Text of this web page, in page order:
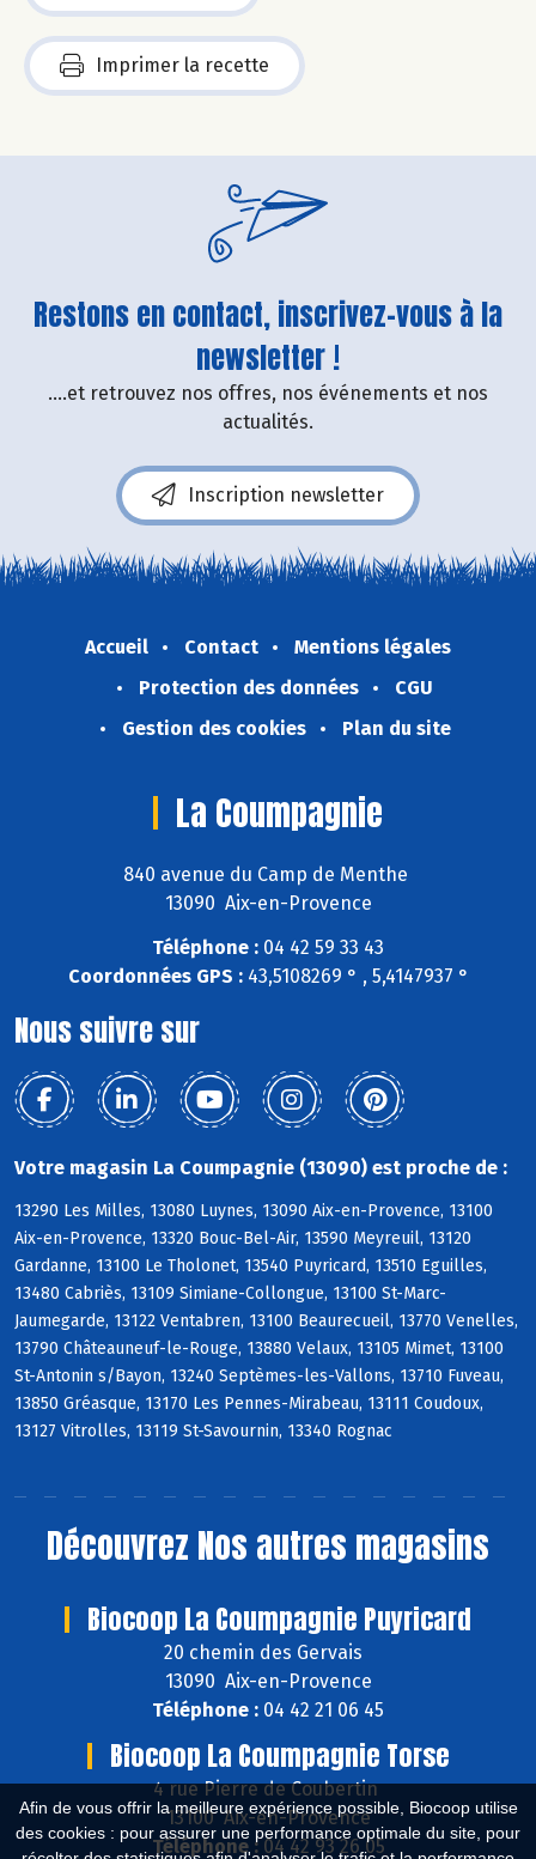
Afin de vous offrir la meilleure expérience possible, Biocoop utilise
des cookies : pour assurer une performance optimale du site, pour
Imprimer la recette
Restons en contact, inscrivez-vous à la
newsletter !
....et retrouvez nos offres, nos événements et nos
actualités.
Inscription newsletter
Accueil Contact
Mentions légales
Protection des données
CGU
Gestion des cookies
Plan du site
La Coumpagnie
840 avenue du Camp de Menthe
13090 Aix-en-Provence
Téléphone : 04 42 59 33 43
Coordonnées GPS :43,5108269 ° , 5,4147937 °
Nous suivre sur
Votre magasin La Coumpagnie (13090) est proche de :
13290 Les Milles, 13080 Luynes, 13090 Aix-en-Provence, 13100
Aix-en-Provence, 13320 Bouc-Bel-Air, 13590 Meyreuil, 13120
Gardanne, 13100 Le Tholonet, 13540 Puyricard, 13510 Eguilles,
13480 Cabriès, 13109 Simiane-Collongue, 13100 St-Marc-
Jaumegarde, 13122 Ventabren, 13100 Beaurecueil, 13770 Venelles,
13790 Châteauneuf-le-Rouge, 13880 Velaux, 13105 Mimet, 13100
St-Antonin s/Bayon, 13240 Septèmes-les-Vallons, 13710 Fuveau,
13850 Gréasque, 13170 Les Pennes-Mirabeau, 13111 Coudoux,
13127 Vitrolles, 13119 St-Savournin, 13340 Rognac
Découvrez Nos autres magasins
Biocoop La Coumpagnie Puyricard
20 chemin des Gervais
13090 Aix-en-Provence
Téléphone : 04 42 21 06 45
Biocoop La Coumpagnie Torse
4 rue Pierre de Coubertin
13100 Aix-en-Provence
Téléphone :04 42 93 26 05